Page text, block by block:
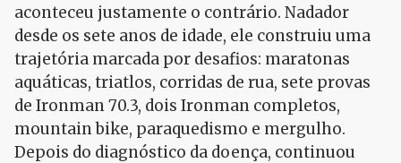
aconteceu justamente o contrário. Nadador
desde os sete anos de idade, ele construiu uma
trajetória marcada por desafios: maratonas
aquáticas, triatlos, corridas de rua, sete provas
de Ironman 70.3, dois Ironman completos,
mountain bike, paraquedismo e mergulho.
Depois do diagnóstico da doença, continuou